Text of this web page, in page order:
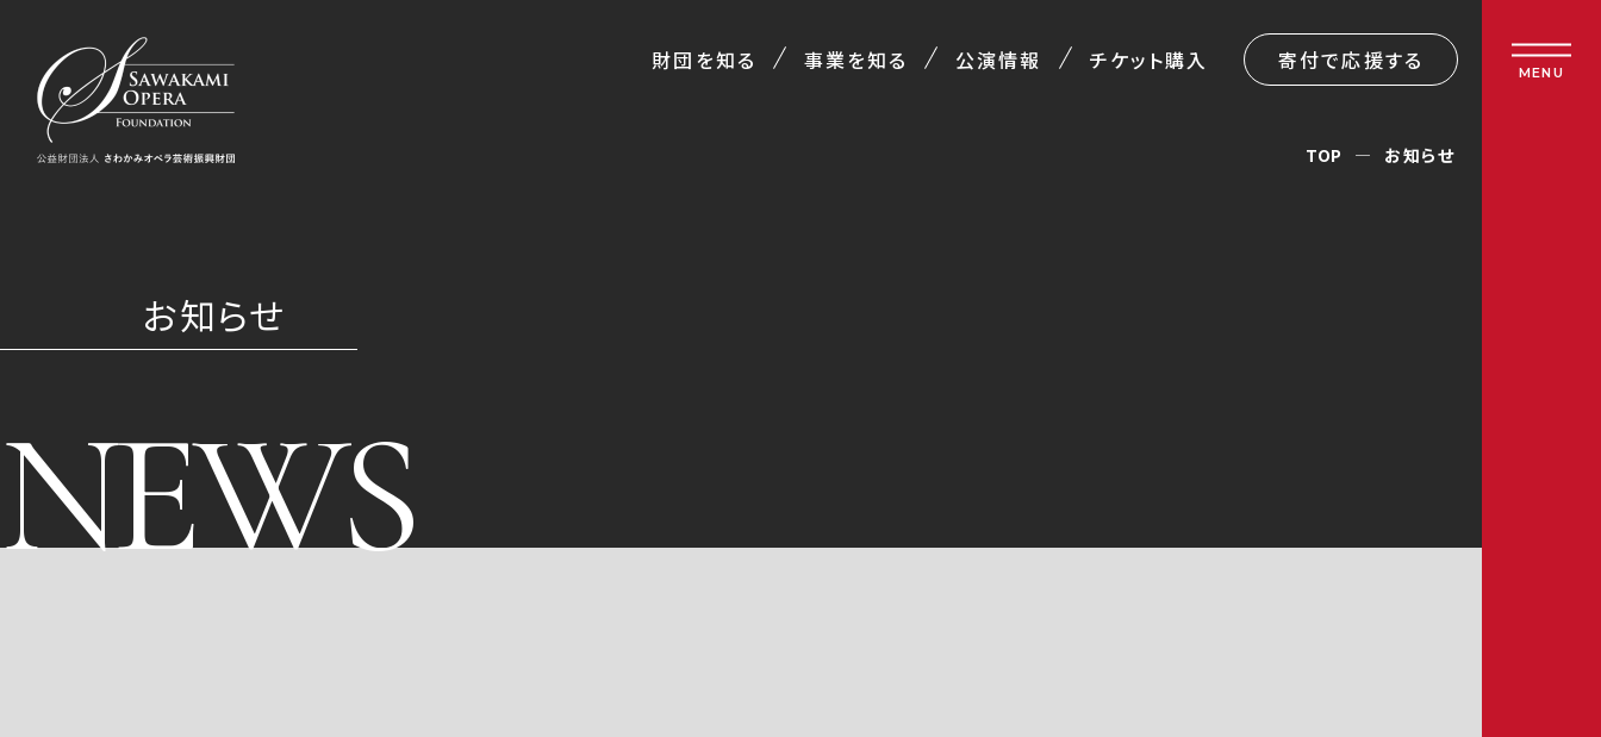
財団を知る 事業を知る 公演情報 チケット購入 寄付で応援する MENU
お知らせ
NEWS
TOP お知らせ